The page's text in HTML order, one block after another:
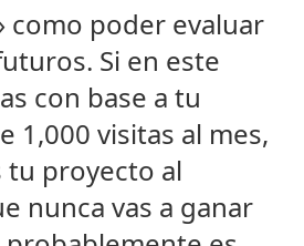
como poder evaluar
Si en este
con base a tu
1,000 visitas al mes,
tu proyecto al
nunca vas a ganar